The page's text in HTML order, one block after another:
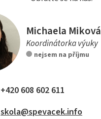
Michaela Miková
Koordinátorka výuky
nejsem na příjmu
+420 608 602 611
skola@spevacek.info